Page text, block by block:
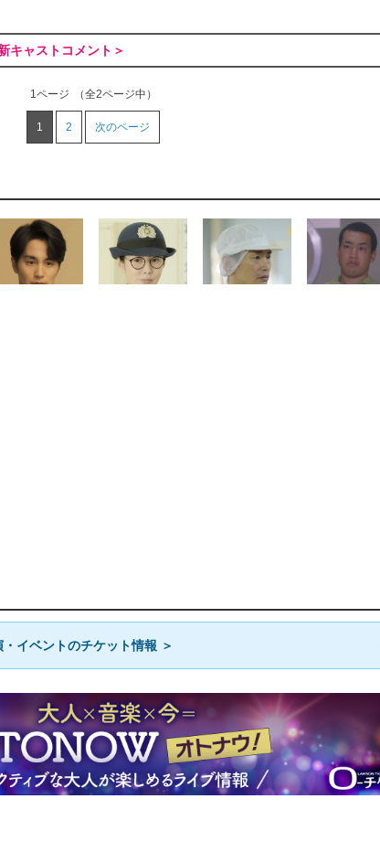
キャストコメント＞
1ページ （全2ページ中）
1 2 次のページ
イベントのチケット情報 ＞